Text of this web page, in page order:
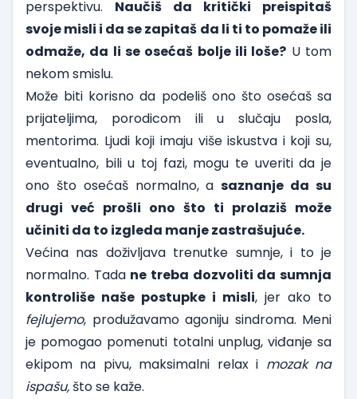
perspektivu. Naučiš da kritički preispitaš
svoje misli i da se zapitaš da li ti to pomaže ili
odmaže, da li se osećaš bolje ili loše? U tom
nekom smislu.
Može biti korisno da podeliš ono što osećaš sa
prijateljima, porodicom ili u slučaju posla,
mentorima. Ljudi koji imaju više iskustva i koji su,
eventualno, bili u toj fazi, mogu te uveriti da je
ono što osećaš normalno, asaznanje da su
drugi već prošli ono što ti prolaziš može
učiniti da to izgleda manje zastrašujuće.
Većina nas doživljava trenutke sumnje, i to je
normalno. Tada ne treba dozvoliti da sumnja
kontroliše naše postupke i misli, jer ako to
fejlujemo, produžavamo agoniju sindroma. Meni
je pomogao pomenuti totalni unplug, viđanje sa
ekipom na pivu, maksimalni relax i mozak na
ispašu,što se kaže.